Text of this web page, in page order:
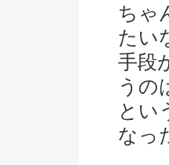
ちゃ
たい
手段
うの
とい
なっ